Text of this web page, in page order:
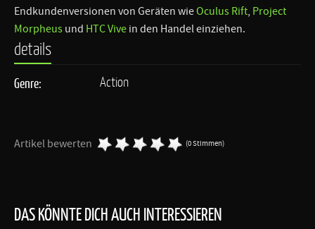
Endkundenversionen von Geräten wieOculus Rift, Project
Morpheus und HTC Vive in den Handel einziehen.
details
Genre: Action
Artikel bewerten (0 Stimmen)
DAS KÖNNTE DICH AUCH INTERESSIEREN